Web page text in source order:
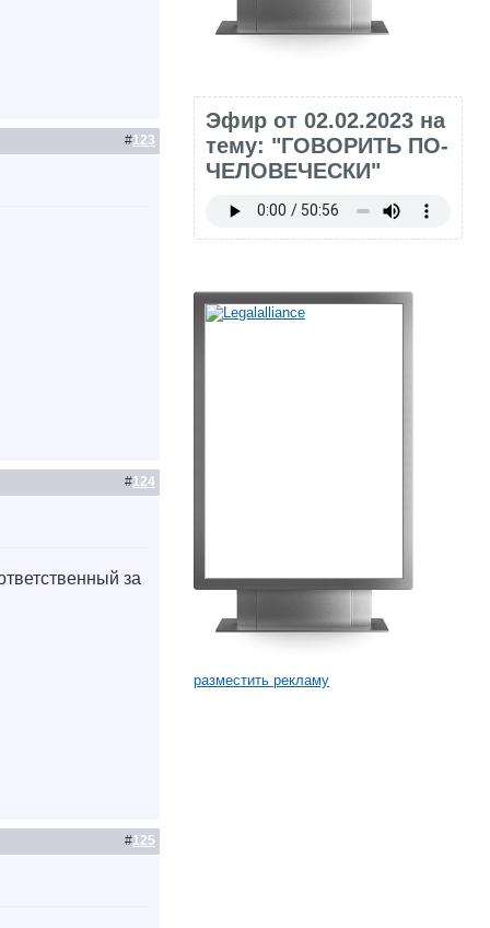
#123
#124
за
#125
Эфир от 02.02.2023 на
тему: "ГОВОРИТЬ ПО-
ЧЕЛОВЕЧЕСКИ"
разместить рекламу